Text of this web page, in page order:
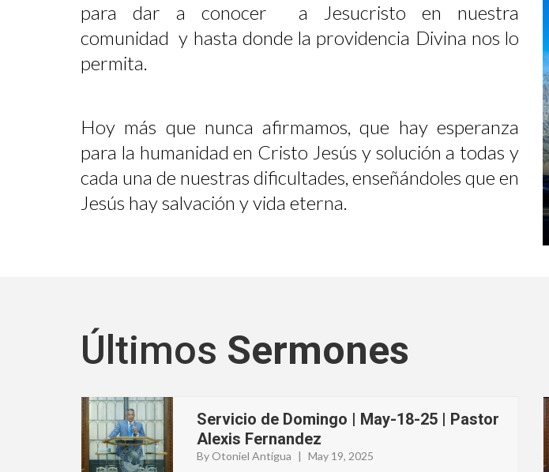
para dar a conocer a Jesucristo en nuestra
comunidad y hasta donde la providencia Divina nos lo
permita.
Hoy más que nunca afirmamos, que hay esperanza
para la humanidad en Cristo Jesús y solución a todas y
cada una de nuestras dificultades, enseñándoles que en
Jesús hay salvación y vida eterna.
Últimos Sermones
Servicio de Domingo | May-18-25 | Pastor
Alexis Fernandez
By Otoniel Antigua | May 19, 2025